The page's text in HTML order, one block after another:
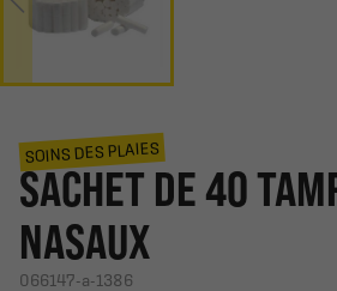
SOINS DES PLAIES
SACHET DE 40
NASAUX
066147-a-1386